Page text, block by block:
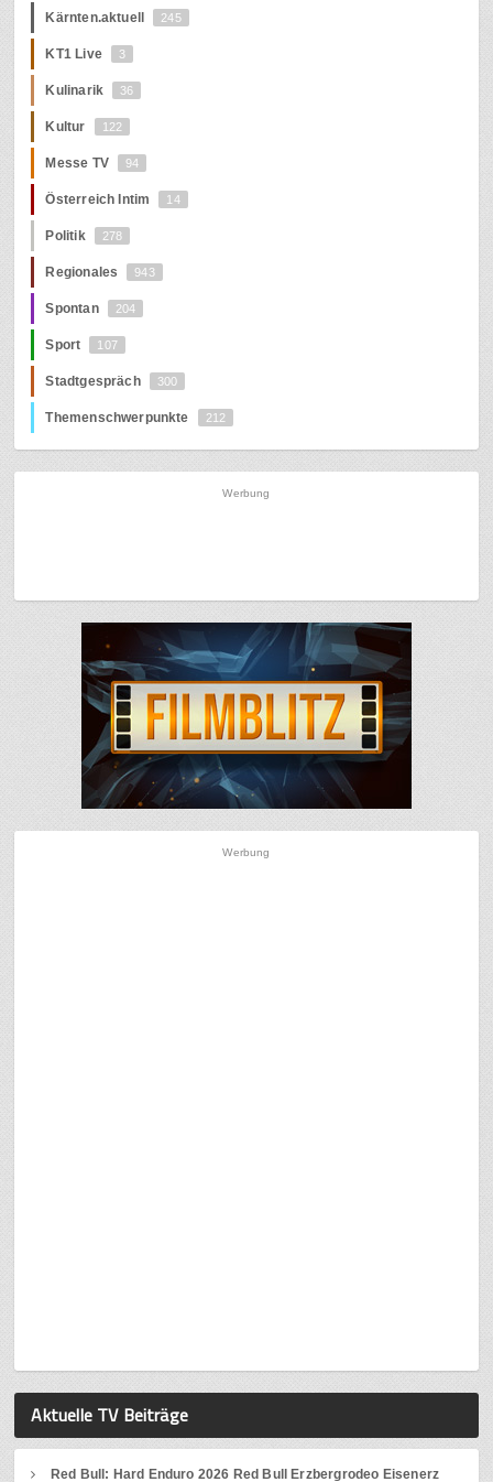
Kärnten.aktuell 245
KT1 Live 3
Kulinarik 36
Kultur 122
Messe TV 94
Österreich Intim 14
Politik 278
Regionales 943
Spontan 204
Sport 107
Stadtgespräch 300
Themenschwerpunkte 212
Werbung
Werbung
Aktuelle TV Beiträge
Red Bull: Hard Enduro 2026 Red Bull Erzbergrodeo Eisenerz